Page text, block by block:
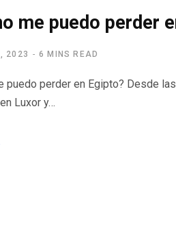
me puedo perder
2023 6 MINS READ
puedo perder en Egipto? Desde
Luxor y…